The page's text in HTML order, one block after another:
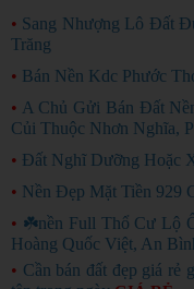
• Sang Nhượng Lô Đất
Trăng
• Bán Nền Kdc Phước
• A Chủ Gửi Bán Đất
Củi Thuộc Nhơn Nghĩa,
• Đất Nghĩ Dưỡng Hoặc
• Nền Đẹp Mặt Tiền 929
• ☘️nền Full Thổ Cư Lộ
Hoàng Quốc Việt, An
• Cần bán đất đẹp giá rẻ